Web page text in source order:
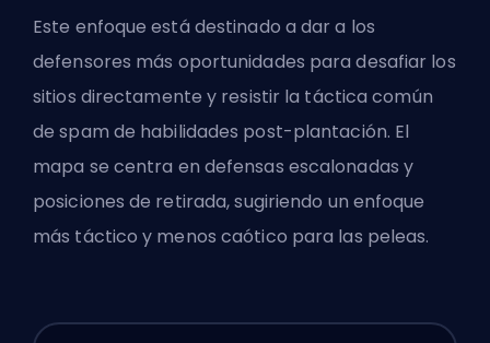
Este enfoque está destinado a dar a los
defensores más oportunidades para desafiar los
sitios directamente y resistir la táctica común
de spam de habilidades post-plantación. El
mapa se centra en defensas escalonadas y
posiciones de retirada, sugiriendo un enfoque
más táctico y menos caótico para las peleas.